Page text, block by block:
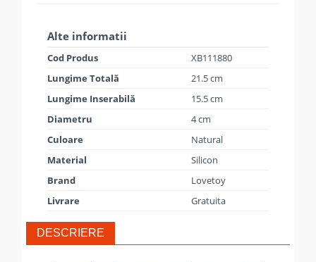
Alte informatii
Cod Produs
XB111880
Lungime Totală
21.5 cm
Lungime Inserabilă
15.5 cm
Diametru
4 cm
Culoare
Natural
Material
Silicon
Brand
Lovetoy
Livrare
Gratuita
DESCRIERE